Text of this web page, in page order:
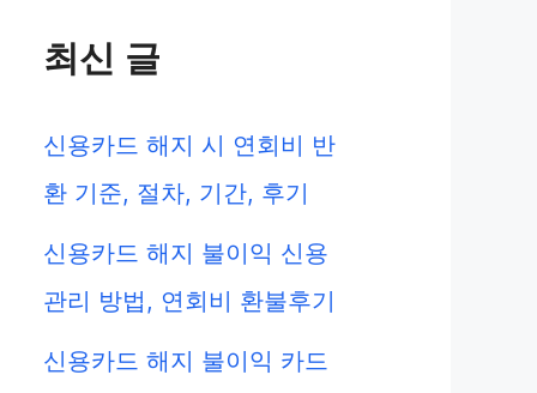
최신 글
신용카드 해지 시 연회비 반
환 기준, 절차, 기간, 후기
신용카드 해지 불이익 신용
관리 방법, 연회비 환불후기
신용카드 해지 불이익 카드